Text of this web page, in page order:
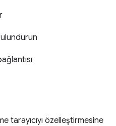
tarayıcıyı özelleştirmesine